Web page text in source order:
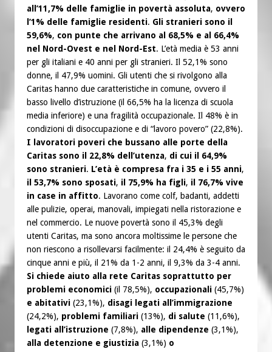
all’11,7% delle famiglie in povertà assoluta, ovvero
l’1% delle famiglie residenti. Gli stranieri sono il
59,6%, con punte che arrivano al 68,5% e al 66,4%
nel Nord-Ovest e nel Nord-Est. L’età media è 53 anni
per gli italiani e 40 anni per gli stranieri. Il 52,1% sono
donne, il 47,9% uomini. Gli utenti che si rivolgono alla
Caritas hanno due caratteristiche in comune, ovvero il
basso livello d’istruzione (il 66,5% ha la licenza di scuola
media inferiore) e una fragilità occupazionale. Il 48% è in
condizioni di disoccupazione e di “lavoro povero” (22,8%).
I lavoratori poveri che bussano alle porte della
Caritas sono il 22,8% dell’utenza, di cui il 64,9%
sono stranieri. L’età è compresa fra i 35 e i 55 anni,
il 53,7% sono sposati, il 75,9% ha figli, il 76,7% vive
in case in affitto. Lavorano come colf, badanti, addetti
alle pulizie, operai, manovali, impiegati nella ristorazione e
nel commercio. Le nuove povertà sono il 45,3% degli
utenti Caritas, ma sono ancora moltissime le persone che
non riescono a risollevarsi facilmente: il 24,4% è seguito da
cinque anni e più, il 21% da 1-2 anni, il 9,3% da 3-4 anni.
Si chiede aiuto alla rete Caritas soprattutto per
problemi economici (il 78,5%), occupazionali (45,7%)
e abitativi (23,1%), disagi legati all’immigrazione
(24,2%), problemi familiari (13%), di salute (11,6%),
legati all’istruzione (7,8%), alle dipendenze (3,1%),
alla detenzione e giustizia (3,1%) o